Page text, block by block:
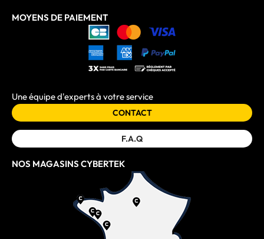
MOYENS DE PAIEMENT
Une équipe d'experts à votre service
CONTACT
F.A.Q
NOS MAGASINS CYBERTEK